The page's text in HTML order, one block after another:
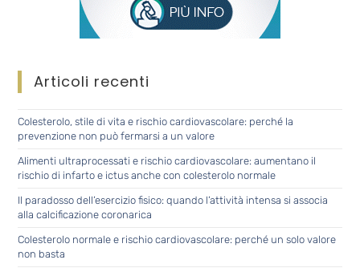
Articoli recenti
Colesterolo, stile di vita e rischio cardiovascolare: perché la
prevenzione non può fermarsi a un valore
Alimenti ultraprocessati e rischio cardiovascolare: aumentano il
rischio di infarto e ictus anche con colesterolo normale
Il paradosso dell’esercizio fisico: quando l’attività intensa si associa
alla calcificazione coronarica
Colesterolo normale e rischio cardiovascolare: perché un solo valore
non basta